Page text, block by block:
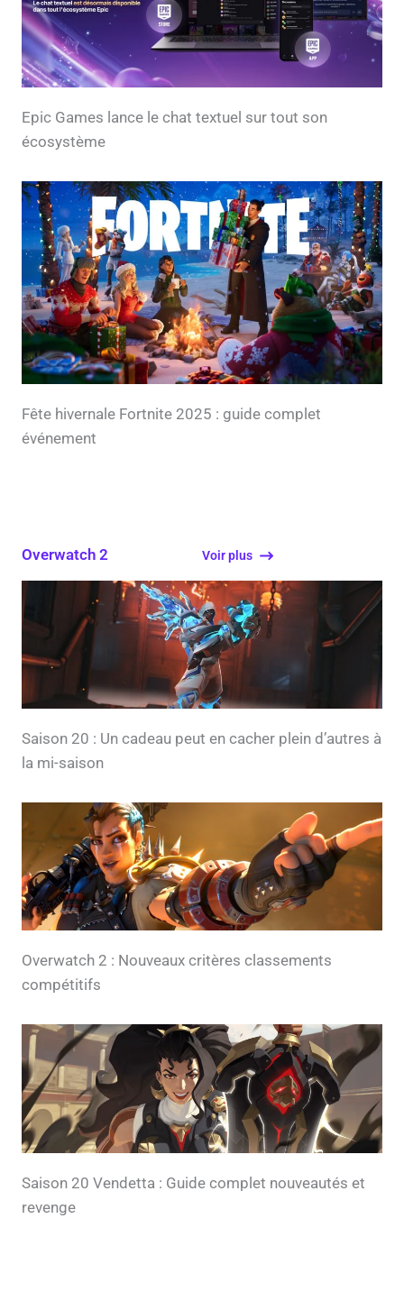
Epic Games lance le chat textuel sur tout son
écosystème
Fête hivernale Fortnite 2025 : guide complet
événement
Overwatch 2 Voir plus
Saison 20 : Un cadeau peut en cacher plein d’autres à
la mi-saison
Overwatch 2 : Nouveaux critères classements
compétitifs
Saison 20 Vendetta : Guide complet nouveautés et
revenge